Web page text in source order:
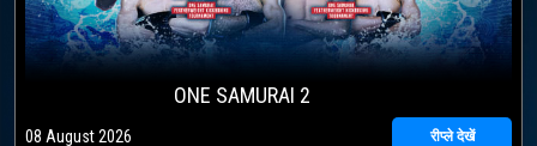
ONE SAMURAI 2
08 August 2026 रीप्ले देखें